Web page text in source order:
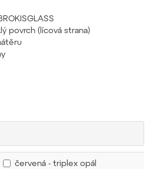
povrch (lícová strana)
červená - triplex opál